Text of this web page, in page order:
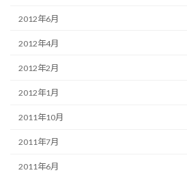
2012年6月
2012年4月
2012年2月
2012年1月
2011年10月
2011年7月
2011年6月